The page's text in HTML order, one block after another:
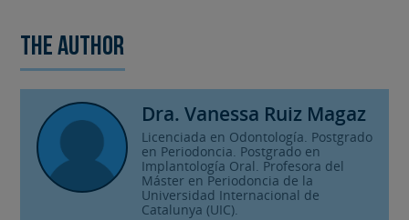
The author
Dra. Vanessa Ruiz Magaz
Licenciada en Odontología. Postgrado
en Periodoncia. Postgrado en
Implantología Oral. Profesora del
Máster en Periodoncia de la
Universidad Internacional de
Catalunya (UIC).